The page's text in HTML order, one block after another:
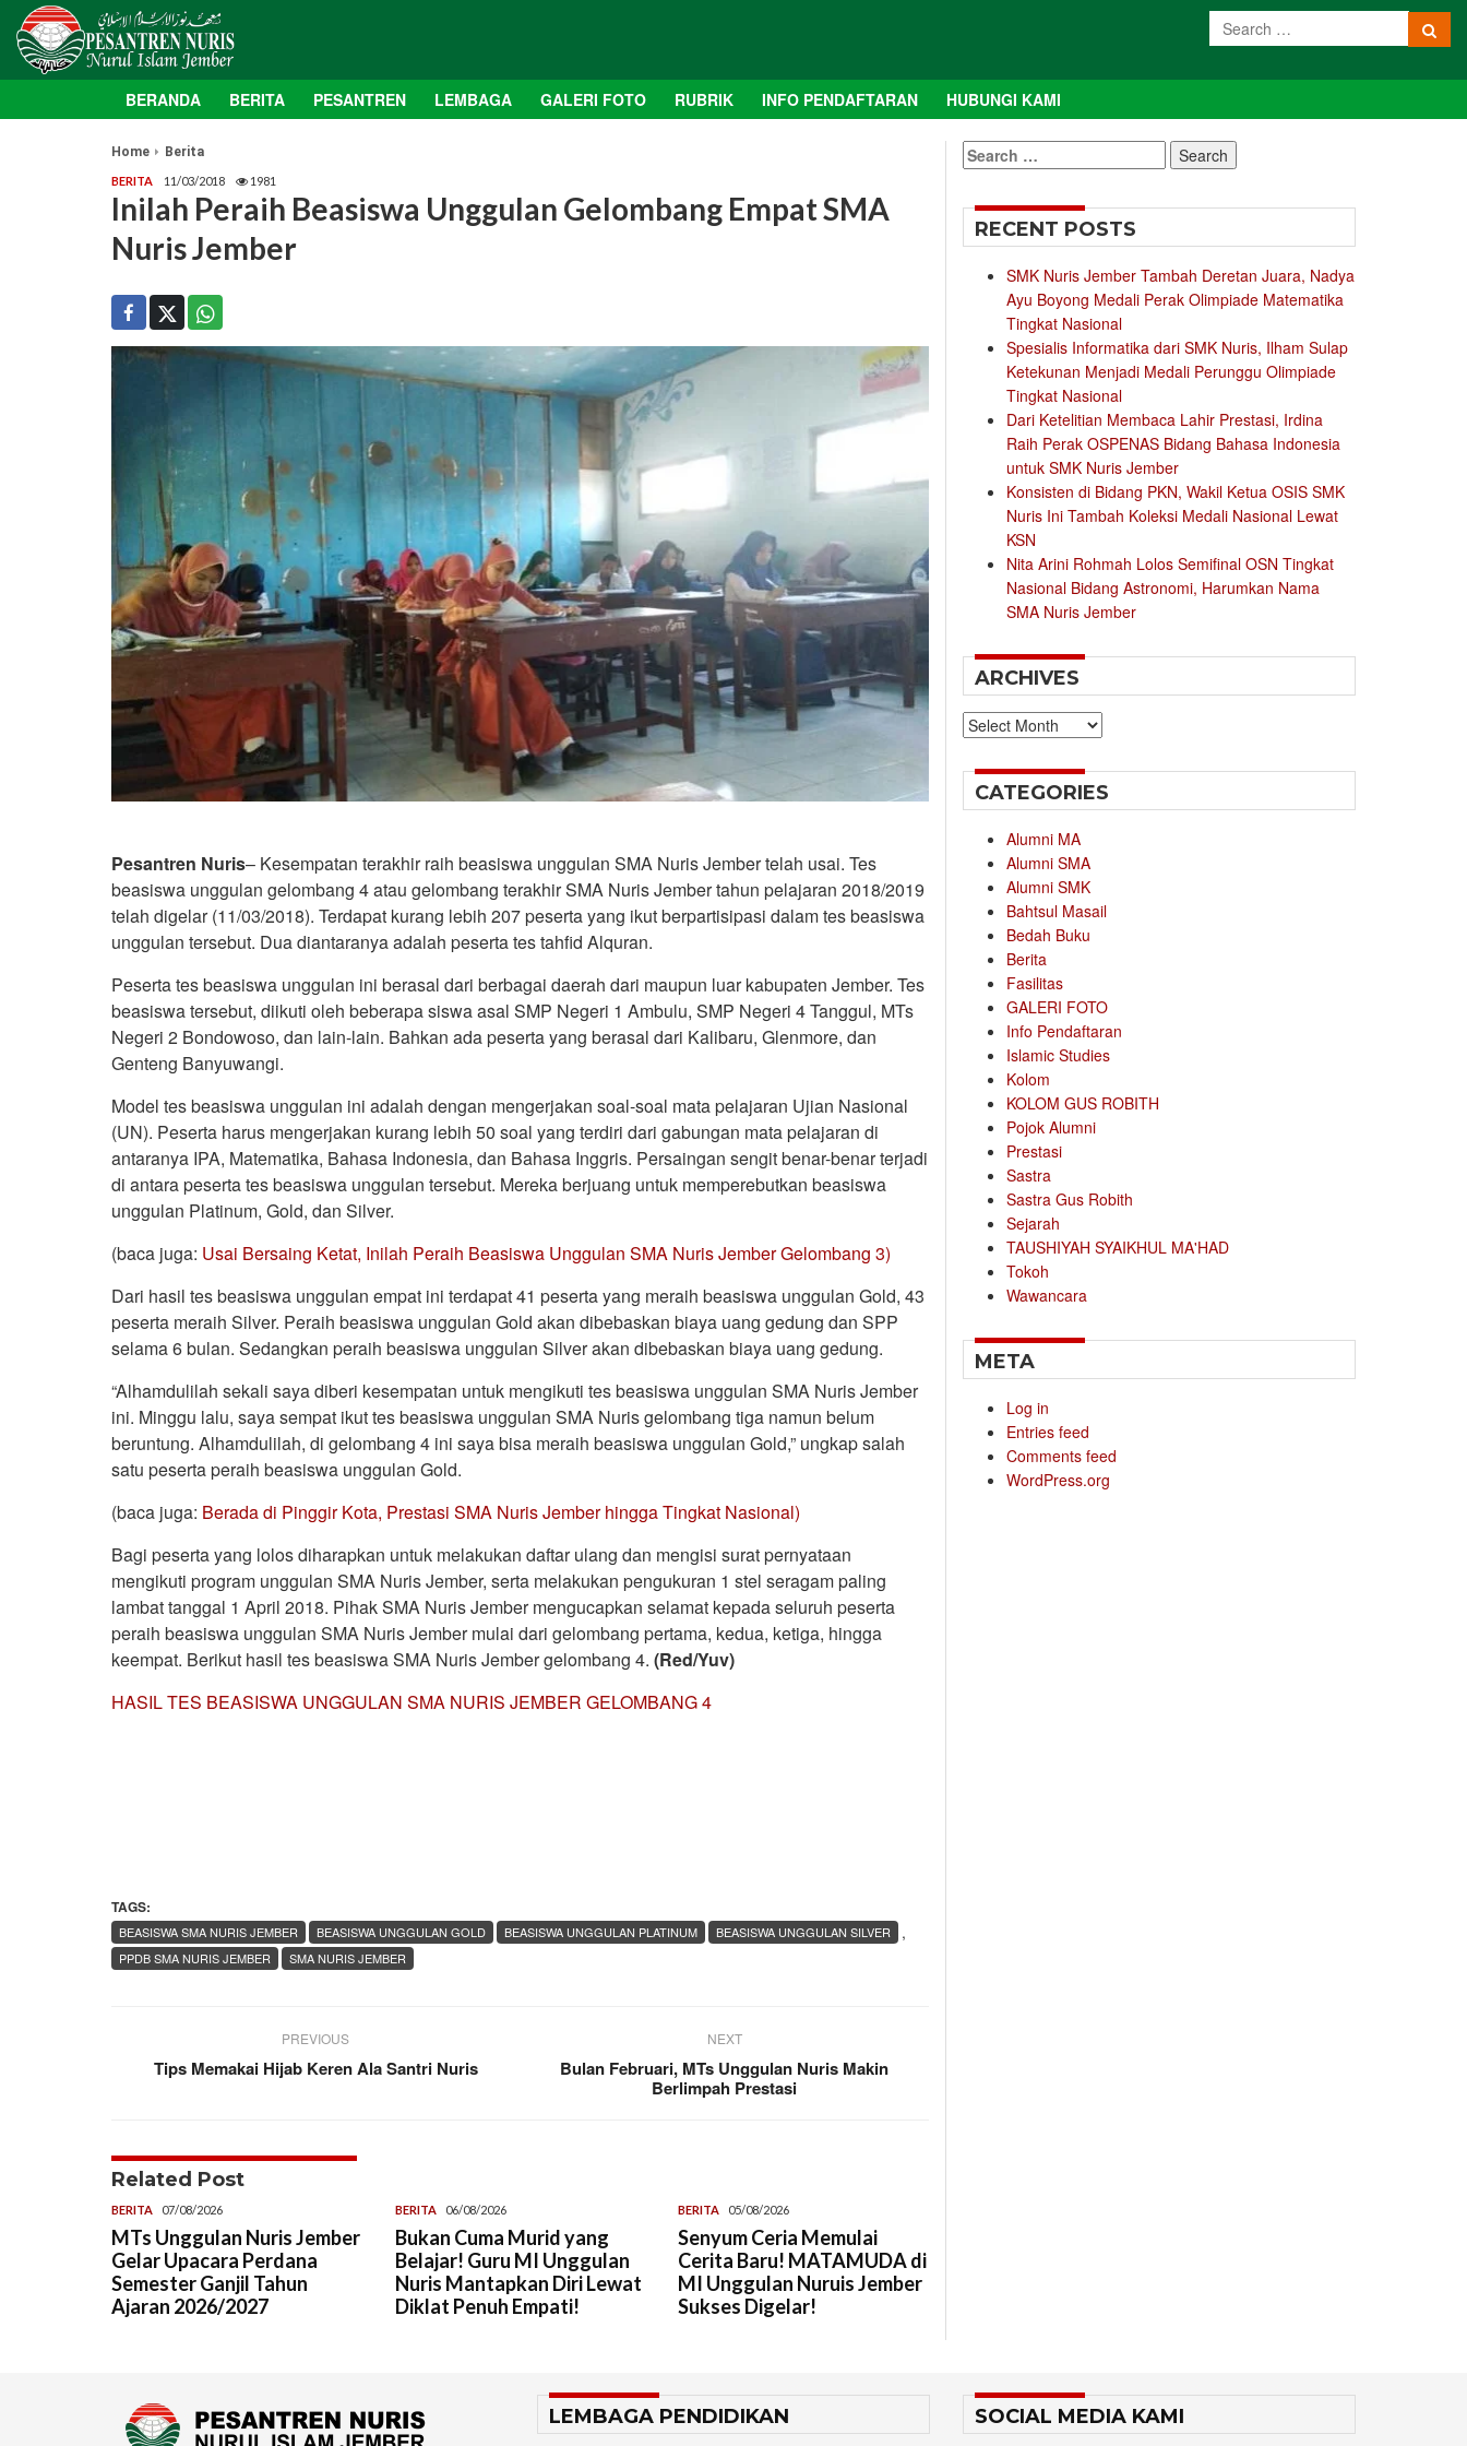
BERANDA BERITA PESANTREN LEMBAGA GALERI FOTO RUBRIK INFO PENDAFTARAN HUBUNGI KAMI
Home Berita
BERITA 11/03/2018 1981
Inilah Peraih Beasiswa Unggulan Gelombang Empat SMA
Nuris Jember
Pesantren Nuris– Kesempatan terakhir raih beasiswa unggulan SMA Nuris Jember telah usai. Tes
beasiswa unggulan gelombang 4 atau gelombang terakhir SMA Nuris Jember tahun pelajaran 2018/2019
telah digelar (11/03/2018). Terdapat kurang lebih 207 peserta yang ikut berpartisipasi dalam tes beasiswa
unggulan tersebut. Dua diantaranya adalah peserta tes tahfid Alquran.
Peserta tes beasiswa unggulan ini berasal dari berbagai daerah dari maupun luar kabupaten Jember. Tes
beasiswa tersebut, diikuti oleh beberapa siswa asal SMP Negeri 1 Ambulu, SMP Negeri 4 Tanggul, MTs
Negeri 2 Bondowoso, dan lain-lain. Bahkan ada peserta yang berasal dari Kalibaru, Glenmore, dan
Genteng Banyuwangi.
Model tes beasiswa unggulan ini adalah dengan mengerjakan soal-soal mata pelajaran Ujian Nasional
(UN). Peserta harus mengerjakan kurang lebih 50 soal yang terdiri dari gabungan mata pelajaran di
antaranya IPA, Matematika, Bahasa Indonesia, dan Bahasa Inggris. Persaingan sengit benar-benar terjadi
di antara peserta tes beasiswa unggulan tersebut. Mereka berjuang untuk memperebutkan beasiswa
unggulan Platinum, Gold, dan Silver.
(baca juga: Usai Bersaing Ketat, Inilah Peraih Beasiswa Unggulan SMA Nuris Jember Gelombang 3)
Dari hasil tes beasiswa unggulan empat ini terdapat 41 peserta yang meraih beasiswa unggulan Gold, 43
peserta meraih Silver. Peraih beasiswa unggulan Gold akan dibebaskan biaya uang gedung dan SPP
selama 6 bulan. Sedangkan peraih beasiswa unggulan Silver akan dibebaskan biaya uang gedung.
“Alhamdulilah sekali saya diberi kesempatan untuk mengikuti tes beasiswa unggulan SMA Nuris Jember
ini. Minggu lalu, saya sempat ikut tes beasiswa unggulan SMA Nuris gelombang tiga namun belum
beruntung. Alhamdulilah, di gelombang 4 ini saya bisa meraih beasiswa unggulan Gold,” ungkap salah
satu peserta peraih beasiswa unggulan Gold.
(baca juga: Berada di Pinggir Kota, Prestasi SMA Nuris Jember hingga Tingkat Nasional)
Bagi peserta yang lolos diharapkan untuk melakukan daftar ulang dan mengisi surat pernyataan
mengikuti program unggulan SMA Nuris Jember, serta melakukan pengukuran 1 stel seragam paling
lambat tanggal 1 April 2018. Pihak SMA Nuris Jember mengucapkan selamat kepada seluruh peserta
peraih beasiswa unggulan SMA Nuris Jember mulai dari gelombang pertama, kedua, ketiga, hingga
keempat. Berikut hasil tes beasiswa SMA Nuris Jember gelombang 4. (Red/Yuv)
HASIL TES BEASISWA UNGGULAN SMA NURIS JEMBER GELOMBANG 4
TAGS:
,
BEASISWA SMA NURIS JEMBER BEASISWA UNGGULAN GOLD BEASISWA UNGGULAN PLATINUM
BEASISWA UNGGULAN SILVER
PPDB SMA NURIS JEMBER
SMA NURIS JEMBER
PREVIOUS
Tips Memakai Hijab Keren Ala Santri Nuris
NEXT
Bulan Februari, MTs Unggulan Nuris Makin
Berlimpah Prestasi
Related Post
BERITA 07/08/2026
MTs Unggulan Nuris Jember
Gelar Upacara Perdana
Semester Ganjil Tahun
Ajaran 2026/2027
BERITA 06/08/2026
Bukan Cuma Murid yang
Belajar! Guru MI Unggulan
Nuris Mantapkan Diri Lewat
Diklat Penuh Empati!
BERITA 05/08/2026
Senyum Ceria Memulai
Cerita Baru! MATAMUDA di
MI Unggulan Nuruis Jember
Sukses Digelar!
Search
for:
RECENT POSTS
SMK Nuris Jember Tambah Deretan Juara, Nadya
Ayu Boyong Medali Perak Olimpiade Matematika
Tingkat Nasional
Spesialis Informatika dari SMK Nuris, Ilham Sulap
Ketekunan Menjadi Medali Perunggu Olimpiade
Tingkat Nasional
Dari Ketelitian Membaca Lahir Prestasi, Irdina
Raih Perak OSPENAS Bidang Bahasa Indonesia
untuk SMK Nuris Jember
Konsisten di Bidang PKN, Wakil Ketua OSIS SMK
Nuris Ini Tambah Koleksi Medali Nasional Lewat
KSN
Nita Arini Rohmah Lolos Semifinal OSN Tingkat
Nasional Bidang Astronomi, Harumkan Nama
SMA Nuris Jember
ARCHIVES
Archives
CATEGORIES
Alumni MA
Alumni SMA
Alumni SMK
Bahtsul Masail
Bedah Buku
Berita
Fasilitas
GALERI FOTO
Info Pendaftaran
Islamic Studies
Kolom
KOLOM GUS ROBITH
Pojok Alumni
Prestasi
Sastra
Sastra Gus Robith
Sejarah
TAUSHIYAH SYAIKHUL MA'HAD
Tokoh
Wawancara
META
Log in
Entries feed
Comments feed
WordPress.org
LEMBAGA PENDIDIKAN SOCIAL MEDIA KAMI